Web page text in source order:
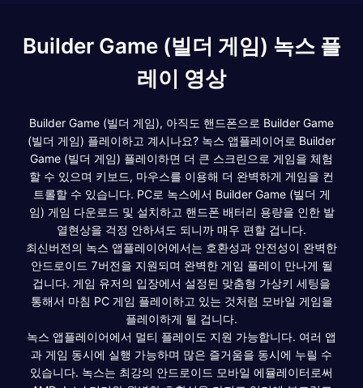
Builder Game (빌더 게임) 녹스 플
레이 영상
Builder Game (빌더 게임), 아직도 핸드폰으로 Builder Game
(빌더 게임) 플레이하고 계시나요? 녹스 앱플레이어로 Builder
Game (빌더 게임) 플레이하면 더 큰 스크린으로 게임을 체험
할 수 있으며 키보드, 마우스를 이용해 더 완벽하게 게임을 컨
트롤할 수 있습니다. PC로 녹스에서 Builder Game (빌더 게
임) 게임 다운로드 및 설치하고 핸드폰 배터리 용량을 인한 발
열현상을 걱정 안하셔도 되니까 매우 편할 겁니다.
최신버전의 녹스 앱플레이어에서는 호환성과 안전성이 완벽한
안드로이드 7버전을 지원되며 완벽한 게임 플레이 만나게 될
겁니다. 게임 유저의 입장에서 설정된 맞춤형 가상키 세팅을
통해서 마침 PC 게임 플레이하고 있는 것처럼 모바일 게임을
플레이하게 될 겁니다.
녹스 앱플레이어에서 멀티 플레이도 지원 가능합니다. 여러 앱
과 게임 동시에 실행 가능하며 많은 즐거움을 동시에 누릴 수
있습니다. 녹스는 최강의 안드로이드 모바일 에뮬레이터로써